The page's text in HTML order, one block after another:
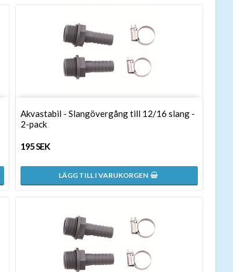
Akvastabil - Slangövergång till 12/16 slang -
2-pack
195 SEK
LÄGG TILL I VARUKORGEN